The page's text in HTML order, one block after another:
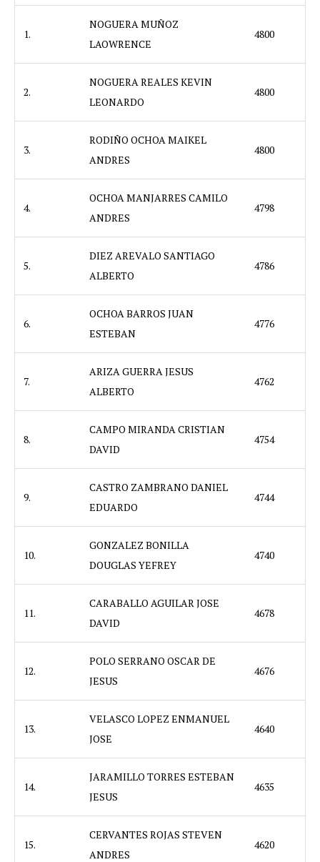
1.
NOGUERA MUÑOZ
LAOWRENCE
4800
2.
NOGUERA REALES KEVIN
LEONARDO
4800
3.
RODIÑO OCHOA MAIKEL
ANDRES
4800
4.
OCHOA MANJARRES CAMILO
ANDRES
4798
5.
DIEZ AREVALO SANTIAGO
ALBERTO
4786
6.
OCHOA BARROS JUAN
ESTEBAN
4776
7.
ARIZA GUERRA JESUS
ALBERTO
4762
8.
CAMPO MIRANDA CRISTIAN
DAVID
4754
9.
CASTRO ZAMBRANO DANIEL
EDUARDO
4744
10.
GONZALEZ BONILLA
DOUGLAS YEFREY
4740
11.
CARABALLO AGUILAR JOSE
DAVID
4678
12.
POLO SERRANO OSCAR DE
JESUS
4676
13.
VELASCO LOPEZ ENMANUEL
JOSE
4640
14.
JARAMILLO TORRES ESTEBAN
JESUS
4635
15.
CERVANTES ROJAS STEVEN
ANDRES
4620